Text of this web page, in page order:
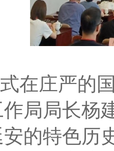
在庄严的
局局长杨
的特色历